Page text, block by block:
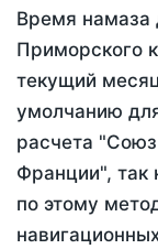
Время намаза
Приморского
текущий
умолчанию
расчета
Франции",
по этому